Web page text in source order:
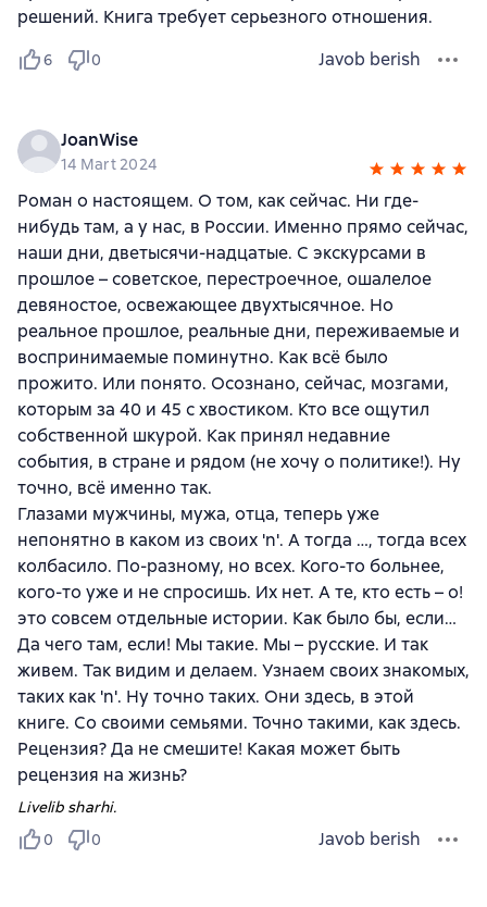
решений. Книга требует серьезного отношения.
6 0 Javob berish
JoanWise
14 Mart 2024
Роман о настоящем. О том, как сейчас. Ни где-
нибудь там, а у нас, в России. Именно прямо сейчас,
наши дни, дветысячи-надцатые. С экскурсами в
прошлое – советское, перестроечное, ошалелое
девяностое, освежающее двухтысячное. Но
реальное прошлое, реальные дни, переживаемые и
воспринимаемые поминутно. Как всё было
прожито. Или понято. Осознано, сейчас, мозгами,
которым за 40 и 45 с хвостиком. Кто все ощутил
собственной шкурой. Как принял недавние
события, в стране и рядом (не хочу о политике!). Ну
точно, всё именно так.
Глазами мужчины, мужа, отца, теперь уже
непонятно в каком из своих 'n'. А тогда …, тогда всех
колбасило. По-разному, но всех. Кого-то больнее,
кого-то уже и не спросишь. Их нет. А те, кто есть – о!
это совсем отдельные истории. Как было бы, если…
Да чего там, если! Мы такие. Мы – русские. И так
живем. Так видим и делаем. Узнаем своих знакомых,
таких как 'n'. Ну точно таких. Они здесь, в этой
книге. Со своими семьями. Точно такими, как здесь.
Рецензия? Да не смешите! Какая может быть
рецензия на жизнь?
Livelib sharhi.
0
0 Javob berish